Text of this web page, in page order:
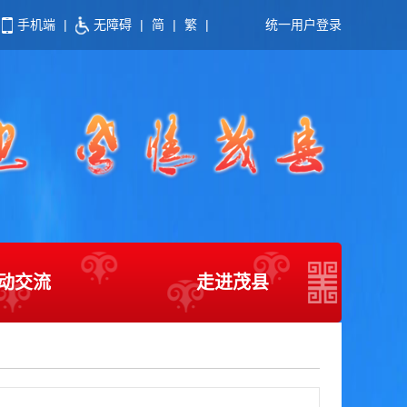
手机端 | 无障碍 | 简 | 繁 | 统一用户登录
交流 走进茂县